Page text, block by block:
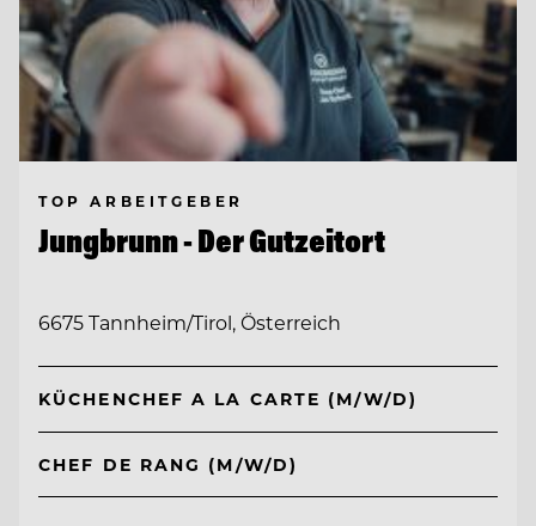
TOP ARBEITGEBER
Jungbrunn - Der Gutzeitort
6675 Tannheim/Tirol, Österreich
KÜCHENCHEF A LA CARTE (M/W/D)
CHEF DE RANG (M/W/D)